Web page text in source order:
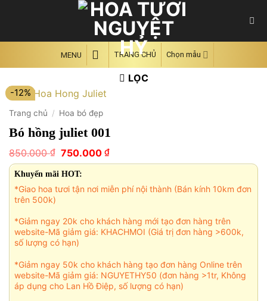
MENU TRANG CHỦ Chọn mẫu
LỌC
-12%
Trang chủ / Hoa bó đẹp
Bó hồng juliet 001
850.000₫ Giá
gốc
là:
850.000 ₫.
750.000 ₫Giá
hiện
750.000 ₫.
Khuyến mãi HOT:
*Giao hoa tươi tận nơi miễn phí nội thành (Bán kính 10km đơn
trên 500k)
*Giảm ngay 20k cho khách hàng mới tạo đơn hàng trên
website-Mã giảm giá: KHACHMOI (Giá trị đơn hàng >600k,
số lượng có hạn)
*Giảm ngay 50k cho khách hàng tạo đơn hàng Online trên
website-Mã giảm giá: NGUYETHY50 (đơn hàng >1tr, Không
áp dụng cho Lan Hồ Điệp, số lượng có hạn)